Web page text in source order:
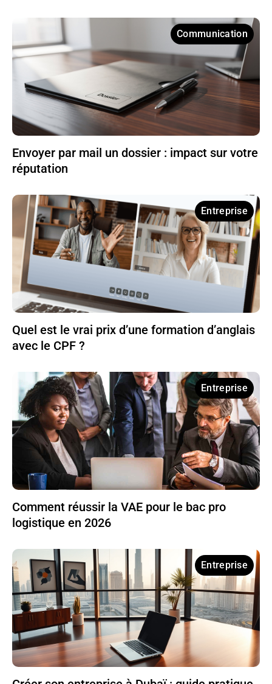
Communication
Envoyer par mail un dossier : impact sur votre
réputation
Entreprise
Quel est le vrai prix d’une formation d’anglais
avec le CPF ?
Entreprise
Comment réussir la VAE pour le bac pro
logistique en 2026
Entreprise